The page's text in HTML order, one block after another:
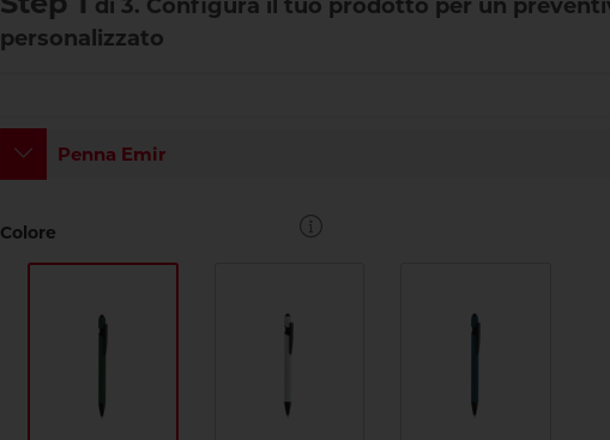
di 3. Configura il tuo prodotto per un
personalizzato
Penna Emir
Colore